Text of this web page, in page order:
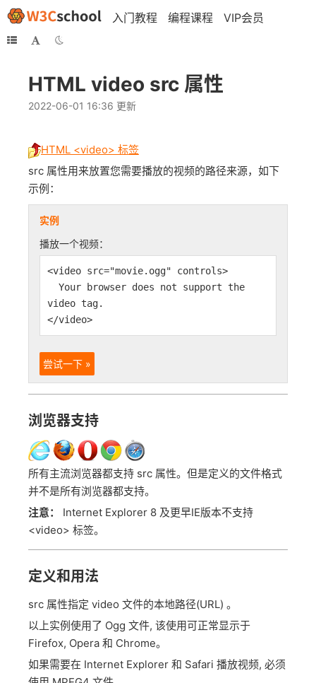
入门教程 编程课程 VIP会员
HTML video src 属性
2022-06-01 16:36 更新
HTML <video> 标签
src 属性用来放置您需要播放的视频的路径来源，如下
示例：
实例
播放一个视频：
<video src="movie.ogg" controls>
Your browser does not support the
video tag.
</video>
尝试一下 »
浏览器支持
所有主流浏览器都支持 src 属性。但是定义的文件格式
并不是所有浏览器都支持。
注意：
Internet Explorer 8 及更早IE版本不支持
<video> 标签。
定义和用法
src 属性指定 video 文件的本地路径(URL) 。
以上实例使用了 Ogg 文件, 该使用可正常显示于
Firefox, Opera 和 Chrome。
如果需要在 Internet Explorer 和 Safari 播放视频, 必须